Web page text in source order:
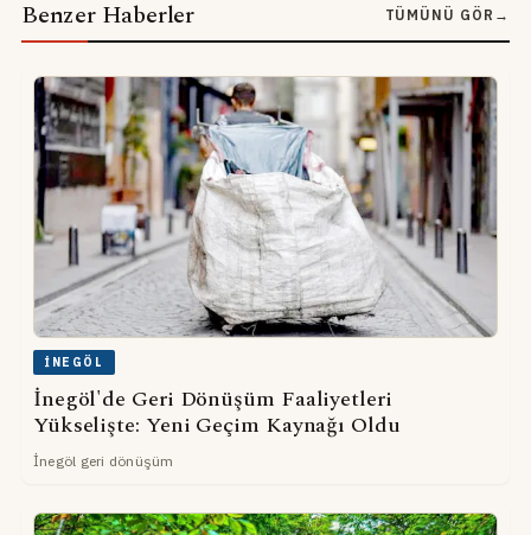
Benzer Haberler TÜMÜNÜ GÖR →
İNEGÖL
İnegöl'de Geri Dönüşüm Faaliyetleri
Yükselişte: Yeni Geçim Kaynağı Oldu
İnegöl geri dönüşüm